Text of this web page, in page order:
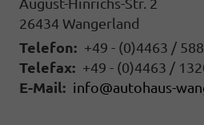
August-Hinrichs-Str. 2
26434 Wangerland
Telefon: +49 - (0)4463 /
Telefax: +49 - (0)4463 /
E-Mail: info@autohaus-